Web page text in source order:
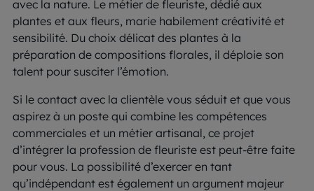
avec la nature. Le métier de fleuriste, dédié aux
plantes et aux fleurs, marie habilement créativité et
sensibilité. Du choix délicat des plantes à la
préparation de compositions florales, il déploie son
talent pour susciter l’émotion.
Si le contact avec la clientèle vous séduit et que vous
aspirez à un poste qui combine les compétences
commerciales et un métier artisanal, ce projet
d’intégrer la profession de fleuriste est peut-être faite
pour vous. La possibilité d’exercer en tant
qu’indépendant est également un argument majeur